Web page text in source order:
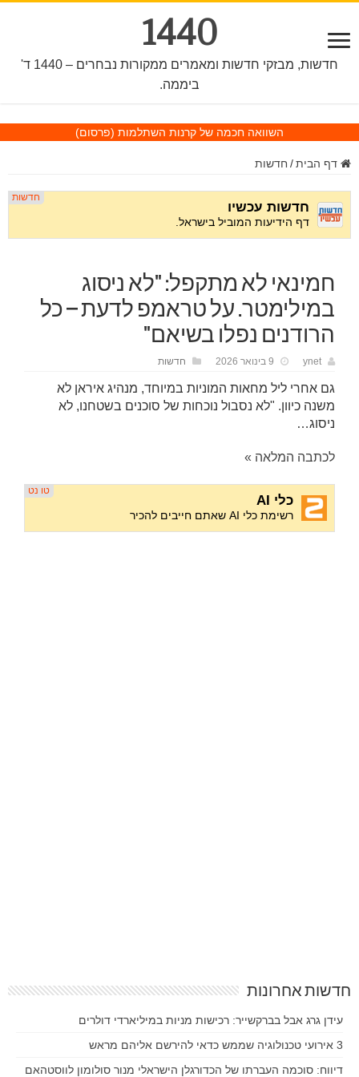
1440
חדשות, מבזקי חדשות ומאמרים ממקורות נבחרים – 1440 ד'
ביממה.
השוואה חכמה של קרנות השתלמות (פרסום)
דף הבית / חדשות
חמינאי לא מתקפל: "לא ניסוג
במילימטר. על טראמפ לדעת – כל
הרודנים נפלו בשיאם"
ynet 9 בינואר 2026 חדשות
גם אחרי ליל מחאות המוניות במיוחד, מנהיג איראן לא
משנה כיוון. "לא נסבול נוכחות של סוכנים בשטחנו, לא
ניסוג…
לכתבה המלאה »
חדשות אחרונות
עידן גרג אבל בברקשייר: רכישות מניות במיליארדי דולרים
3 אירועי טכנולוגיה שממש כדאי להירשם אליהם מראש
דיווח: סוכמה העברתו של הכדורגלן הישראלי מנור סולומון לווסטהאם